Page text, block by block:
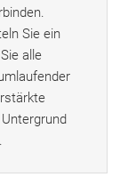
Sie ein
alle